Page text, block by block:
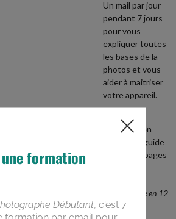
Un mail par jour
pendant 7 jours
pour vous
expliquer toutes
les bases de la
photos et vous
aider à maitriser
votre appareil.
recevez en
BONUS le guide
PDF de 40 pages
photographe en 12
semaines